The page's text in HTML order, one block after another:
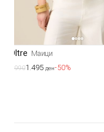
Oltre Маици
2.9901.495 ден-50%